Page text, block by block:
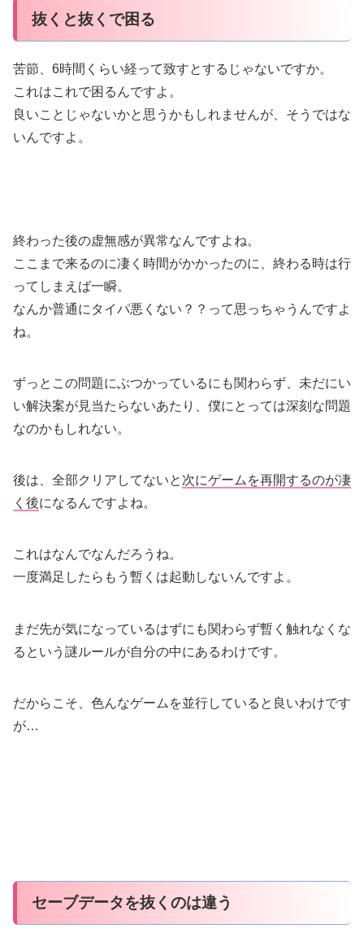
抜くと抜くで困る
苦節、6時間くらい経って致すとするじゃないですか。
これはこれで困るんですよ。
良いことじゃないかと思うかもしれませんが、そうではな
いんですよ。
終わった後の虚無感が異常なんですよね。
ここまで来るのに凄く時間がかかったのに、終わる時は行
ってしまえば一瞬。
なんか普通にタイパ悪くない？？って思っちゃうんですよ
ね。
ずっとこの問題にぶつかっているにも関わらず、未だにい
い解決案が見当たらないあたり、僕にとっては深刻な問題
なのかもしれない。
後は、全部クリアしてないと 次にゲームを再開するのが凄
く後になるんですよね。
これはなんでなんだろうね。
一度満足したらもう暫くは起動しないんですよ。
まだ先が気になっているはずにも関わらず暫く触れなくな
るという謎ルールが自分の中にあるわけです。
だからこそ、色んなゲームを並行していると良いわけです
が…
セーブデータを抜くのは違う